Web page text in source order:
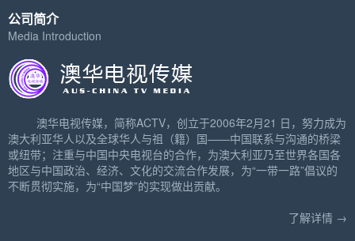
公司简介
Media Introduction
澳华电视传媒，简称ACTV，创立于2006年2月21 日，努力成为
澳大利亚华人以及全球华人与祖（籍）国——中国联系与沟通的桥梁
或纽带；注重与中国中央电视台的合作，为澳大利亚乃至世界各国各
地区与中国政治、经济、文化的交流合作发展，为“一带一路”倡议的
不断贯彻实施，为“中国梦”的实现做出贡献。
了解详情 →